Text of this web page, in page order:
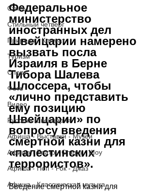
Стиль
Стильный четверг
Природа - Климат
Туризм
Спорт
Фото
Видео
Русская Швейцария
Афиша - Выставки - Музеи
Афиша - Театр - Опера - Шоу
Афиша - Поп - Рок - Джаз
Афиша - Классическая музыка
Федеральное
министерство
иностранных дел
Швейцарии намерено
вызвать посла
Израиля в Берне
Тибора Шалева
Шлоссера, чтобы
«лично представить
ему позицию
Швейцарии» по
вопросу введения
смертной казни для
«палестинских
террористов».
Введение смертной казни для